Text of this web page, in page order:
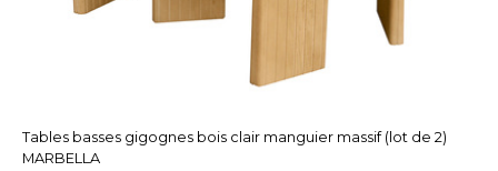
Tables basses gigognes bois clair manguier massif (lot de 2)
MARBELLA